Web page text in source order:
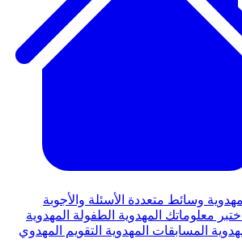
الأسئلة والأجوبة
المهدويةالطفولة المهدوية
المهدويةالتقويم المهدوي